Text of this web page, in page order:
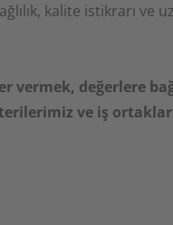
kalite istikrarı ve
vermek, değerlere
ve iş